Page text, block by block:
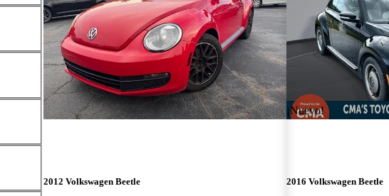
2012 Volkswagen Beetle
¡Nuevo!
2016 Volkswagen Beetle